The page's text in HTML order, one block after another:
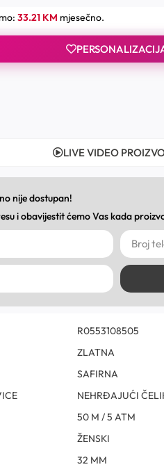
33.21 KM mjesečno.
LIVE VIDEO
nije dostupan!
i obavijestit ćemo Vas kada
R0553108505
ZLATNA
SAFIRNA
NEHRĐAJUĆI
50 M / 5 ATM
ŽENSKI
32 MM